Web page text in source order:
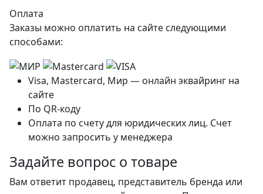
Оплата
Заказы можно оплатить на сайте следующими
способами:
Visa, Mastercard, Мир — онлайн эквайринг на
сайте
По QR-коду
Оплата по счету для юридических лиц. Счет
можно запросить у менеджера
Задайте вопрос о товаре
Вам ответит продавец, представитель бренда или